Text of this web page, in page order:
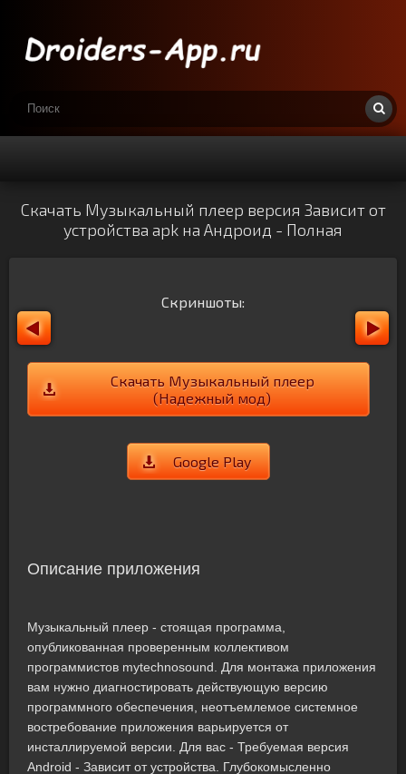
Скачать Музыкальный плеер версия Зависит от
устройства apk на Андроид - Полная
Скриншоты:
Скачать Музыкальный плеер
(Надежный мод)
Google Play
Описание приложения
Музыкальный плеер - стоящая программа,
опубликованная проверенным коллективом
программистов mytechnosound. Для монтажа приложения
вам нужно диагностировать действующую версию
программного обеспечения, неотъемлемое системное
востребование приложения варьируется от
инсталлируемой версии. Для вас - Требуемая версия
Android - Зависит от устройства. Глубокомысленно